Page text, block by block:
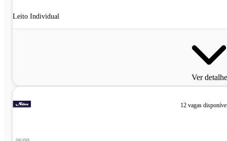
Leito Individual
Ver
12 vagas